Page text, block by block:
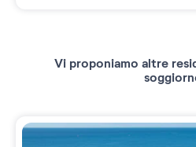
Vi proponiamo altre